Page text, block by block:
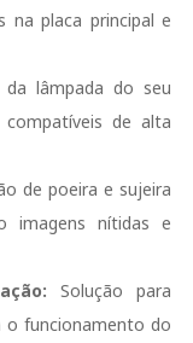
na placa principal e
da lâmpada do seu
de alta
de poeira e sujeira
imagens nítidas e
Solução para
o funcionamento do